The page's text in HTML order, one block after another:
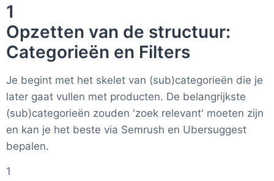
1
Opzetten van de structuur:
Categorieën en Filters
Je begint met het skelet van (sub)categorieën die je
later gaat vullen met producten. De belangrijkste
(sub)categorieën zouden 'zoek relevant' moeten zijn
en kan je het beste via Semrush en Ubersuggest
bepalen.
1